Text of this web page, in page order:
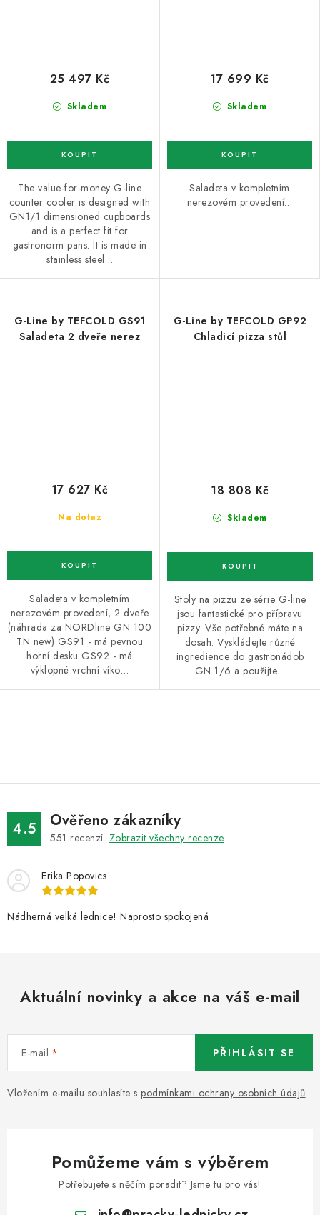
Skladem
25 497 Kč
The value-for-money G-line
counter cooler is designed with
GN1/1 dimensioned cupboards
and is a perfect fit for
gastronorm pans. It is made in
stainless steel…
Skladem
17 699 Kč
Saladeta v kompletním
nerezovém provedení…
G-Line by TEFCOLD GS91
Saladeta 2 dveře nerez
Na dotaz
17 627 Kč
Saladeta v kompletním
nerezovém provedení, 2 dveře
(náhrada za NORDline GN 100
TN new) GS91 - má pevnou
horní desku GS92 - má
výklopné vrchní víko…
G-Line by TEFCOLD GP92
Chladicí pizza stůl
Skladem
18 808 Kč
Stoly na pizzu ze série G-line
jsou fantastické pro přípravu
pizzy. Vše potřebné máte na
dosah. Vyskládejte různé
ingredience do gastronádob
GN 1/6 a použijte…
á
d
a
c
p
v
i
u
4.5 Ověřeno zákazníky
551 recenzí. Zobrazit všechny recenze
Erika Popovics
Nádherná velká lednice! Naprosto spokojená
Aktuální novinky a akce na váš e-mail
E-mail
Vložením e-mailu souhlasíte s podmínkami ochrany osobních údajů
PŘIHLÁSIT SE
Pomůžeme vám s výběrem
Potřebujete s něčím poradit? Jsme tu pro vás!